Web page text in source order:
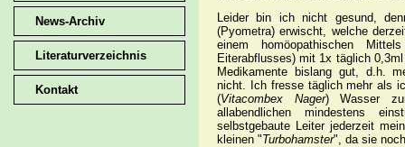
News-Archiv
Literaturverzeichnis
Kontakt
Leider bin ich nicht gesund,
(Pyometra) erwischt, welche
einem homöopathischen
Eiterabflusses) mit 1x täglich
Medikamente bislang gut, d.h.
nicht. Ich fresse täglich mehr als
(Vitacombex Nager) Wasser
allabendlichen mindestens
selbstgebaute Leiter jederzeit
kleinen "Turbohamster", da sie